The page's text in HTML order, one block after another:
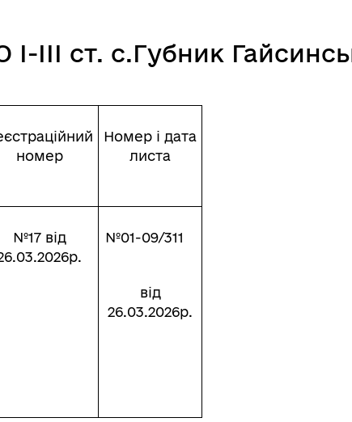
ІІІ ст. с.Губник
номер
Номер і дата
листа
№17 від
№01-09/311
від
26.03.2026р.